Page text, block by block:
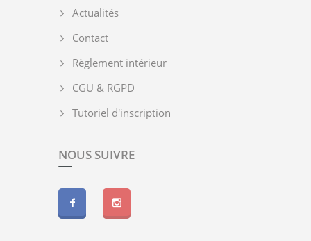
Actualités
Contact
Règlement intérieur
CGU & RGPD
Tutoriel d'inscription
NOUS SUIVRE